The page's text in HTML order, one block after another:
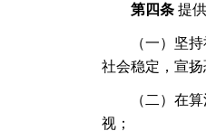
第四条 提
（一）坚
社会稳定，宣
（二）在
视；